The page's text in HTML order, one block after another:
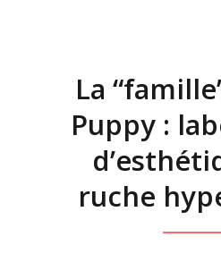
La
Puppy :
ruche